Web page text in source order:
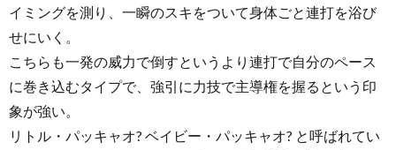
イミングを測り、一瞬のスキをついて身体ごと連打を浴び
せにいく。
こちらも一発の威力で倒すというより連打で自分のペース
に巻き込むタイプで、強引に力技で主導権を握るという印
象が強い。
リトル・パッキャオ? ベイビー・パッキャオ? と呼ばれてい